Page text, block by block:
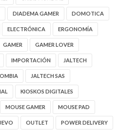
DIADEMA GAMER DOMOTICA
ELECTRÓNICA ERGONOMÍA
GAMER GAMER LOVER
IMPORTACIÓN JALTECH
JALTECH SAS
KIOSKOS DIGITALES
MOUSE GAMER MOUSE PAD
OUTLET POWER DELIVERY